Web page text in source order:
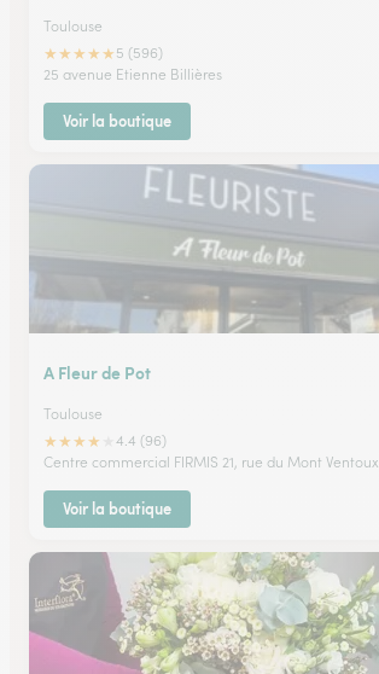
Toulouse
★★★★★ 5 (596)
25 avenue Etienne Billières
Voir la boutique
A Fleur de Pot
Toulouse
★★★★
4.4 (96)
Centre commercial FIRMIS 21, rue du Mont Ventoux
Voir la boutique